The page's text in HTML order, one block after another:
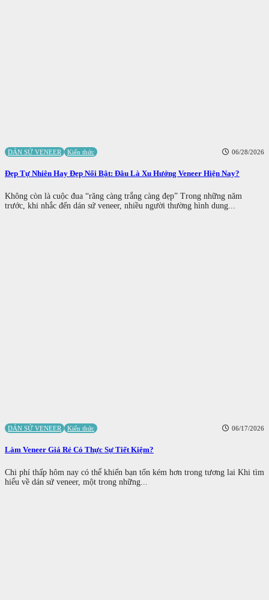
DÁN SỨ VENEER Kiến thức 06/28/2026
Đẹp Tự Nhiên Hay Đẹp Nổi Bật: Đâu Là Xu Hướng Veneer Hiện Nay?
Không còn là cuộc đua “răng càng trắng càng đẹp” Trong những năm
trước, khi nhắc đến dán sứ veneer, nhiều người thường hình dung...
DÁN SỨ VENEER Kiến thức 06/17/2026
Làm Veneer Giá Rẻ Có Thực Sự Tiết Kiệm?
Chi phí thấp hôm nay có thể khiến bạn tốn kém hơn trong tương lai Khi tìm
hiểu về dán sứ veneer, một trong những...